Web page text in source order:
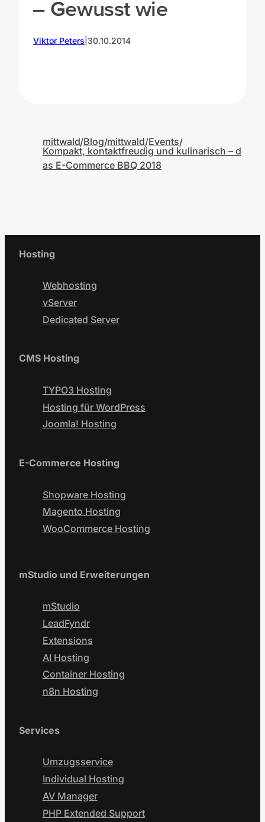
– Gewusst wie
Viktor Peters 30.10.2014
mittwald Blog mittwald Events
Kompakt, kontaktfreudig und kulinarisch – d
as E-Commerce BBQ 2018
Hosting
Webhosting
vServer
Dedicated Server
CMS Hosting
TYPO3 Hosting
Hosting für WordPress
Joomla! Hosting
E-Commerce Hosting
Shopware Hosting
Magento Hosting
WooCommerce Hosting
mStudio und Erweiterungen
mStudio
LeadFyndr
Extensions
AI Hosting
Container Hosting
n8n Hosting
Services
Umzugsservice
Individual Hosting
AV Manager
PHP Extended Support